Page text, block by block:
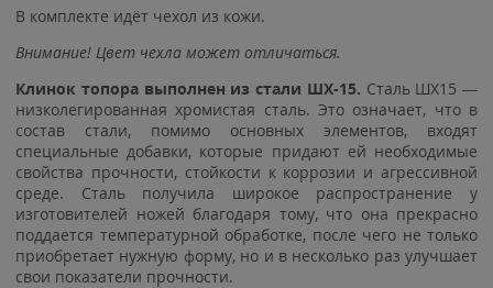
В комплекте идёт чехол из кожи.
Внимание! Цвет чехла может отличаться.
Клинок топора выполнен из стали ШХ-15. Сталь ШХ15 —
низколегированная хромистая сталь. Это означает, что в
состав стали, помимо основных элементов, входят
специальные добавки, которые придают ей необходимые
свойства прочности, стойкости к коррозии и агрессивной
среде. Сталь получила широкое распространение у
изготовителей ножей благодаря тому, что она прекрасно
поддается температурной обработке, после чего не только
приобретает нужную форму, но и в несколько раз улучшает
свои показатели прочности.